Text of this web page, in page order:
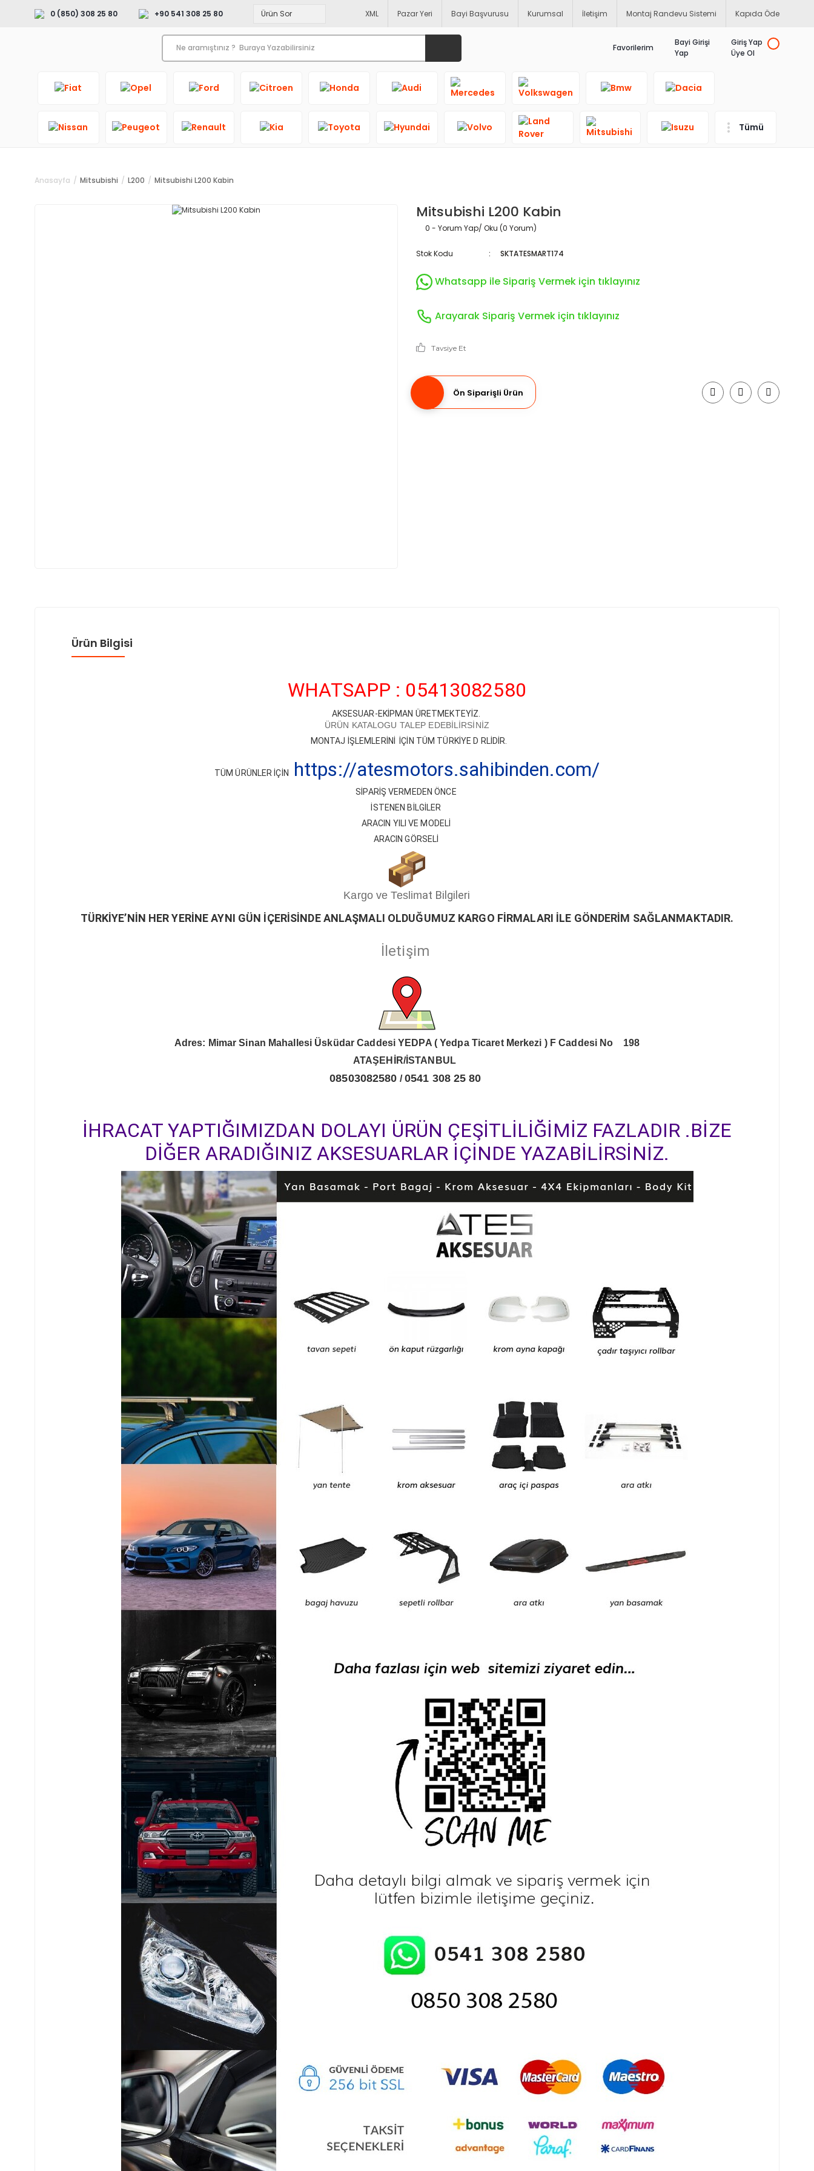
0 (850) 308 25 80 +90 541 308 25 80 XML Pazar Yeri Bayi Başvurusu Kurumsal İletişim Montaj Randevu Sistemi Kapıda Öde
Favorilerim
Bayi Girişi
Yap
Giriş Yap
Üye Ol
Tümü
Anasayfa Mitsubishi L200 Mitsubishi L200 Kabin
Mitsubishi L200 Kabin
0 - Yorum Yap/ Oku (0 Yorum)
Stok Kodu SKTATESMART174
Whatsapp ile Sipariş Vermek için tıklayınız
Arayarak Sipariş Vermek için tıklayınız
Tavsiye Et
Ön Siparişli Ürün
Ürün Bilgisi
WHATSAPP : 05413082580
AKSESUAR-EKİPMAN ÜRETMEKTEYİZ.
ÜRÜN KATALOGU TALEP EDEBİLİRSİNİZ
MONTAJ İŞLEMLERİNİ İÇİN TÜM TÜRKİYE D RLİDİR.
TÜM ÜRÜNLER İÇİN https://atesmotors.sahibinden.com/
SİPARİŞ VERMEDEN ÖNCE
İSTENEN BİLGİLER
ARACIN YILI VE MODELİ
ARACIN GÖRSELİ
Kargo ve Teslimat Bilgileri
TÜRKİYE’NİN HER YERİNE AYNI GÜN İÇERİSİNDE ANLAŞMALI OLDUĞUMUZ KARGO FİRMALARI İLE GÖNDERİM SAĞLANMAKTADIR.
İletişim
Adres: Mimar Sinan Mahallesi Üsküdar Caddesi YEDPA ( Yedpa Ticaret Merkezi ) F Caddesi No 198
ATAŞEHİR/İSTANBUL
08503082580 / 0541 308 25 80
İHRACAT YAPTIĞIMIZDAN DOLAYI ÜRÜN ÇEŞİTLİLİĞİMİZ FAZLADIR .BİZE
DİĞER ARADIĞINIZ AKSESUARLAR İÇİNDE YAZABİLİRSİNİZ.